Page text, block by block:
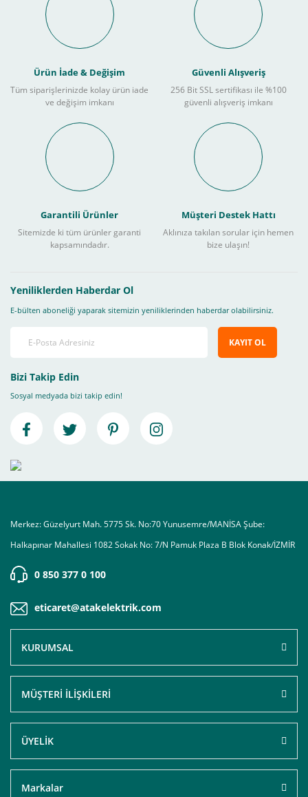
Ürün İade & Değişim
Tüm siparişlerinizde kolay ürün iade
ve değişim imkanı
Güvenli Alışveriş
256 Bit SSL sertifikası ile %100
güvenli alışveriş imkanı
Garantili Ürünler
Sitemizde ki tüm ürünler garanti
kapsamındadır.
Müşteri Destek Hattı
Aklınıza takılan sorular için hemen
bize ulaşın!
Yeniliklerden Haberdar Ol
E-bülten aboneliği yaparak sitemizin yeniliklerinden haberdar olabilirsiniz.
KAYIT OL
Bizi Takip Edin
Sosyal medyada bizi takip edin!
Merkez: Güzelyurt Mah. 5775 Sk. No:70 Yunusemre/MANİSA Şube:
Halkapınar Mahallesi 1082 Sokak No: 7/N Pamuk Plaza B Blok Konak/İZMİR
0 850 377 0 100
eticaret@atakelektrik.com
KURUMSAL
MÜŞTERİ İLİŞKİLERİ
ÜYELİK
Markalar